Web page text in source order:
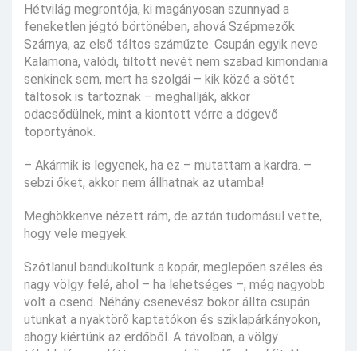
Hétvilág megrontója, ki magányosan szunnyad a
feneketlen jégtó börtönében, ahová Szépmezők
Szárnya, az első táltos száműzte. Csupán egyik neve
Kalamona, valódi, tiltott nevét nem szabad kimondania
senkinek sem, mert ha szolgái – kik közé a sötét
táltosok is tartoznak – meghallják, akkor
odacsődülnek, mint a kiontott vérre a dögevő
toportyánok.
– Akármik is legyenek, ha ez – mutattam a kardra. –
sebzi őket, akkor nem állhatnak az utamba!
Meghökkenve nézett rám, de aztán tudomásul vette,
hogy vele megyek.
Szótlanul bandukoltunk a kopár, meglepően széles és
nagy völgy felé, ahol – ha lehetséges –, még nagyobb
volt a csend. Néhány csenevész bokor állta csupán
utunkat a nyaktörő kaptatókon és sziklapárkányokon,
ahogy kiértünk az erdőből. A távolban, a völgy